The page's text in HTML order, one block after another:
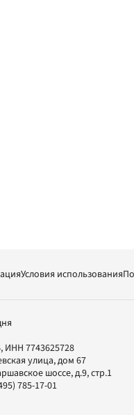
Условия использования
ИНН 7743625728
улица, дом 67
шоссе, д.9, стр.1
785-17-01